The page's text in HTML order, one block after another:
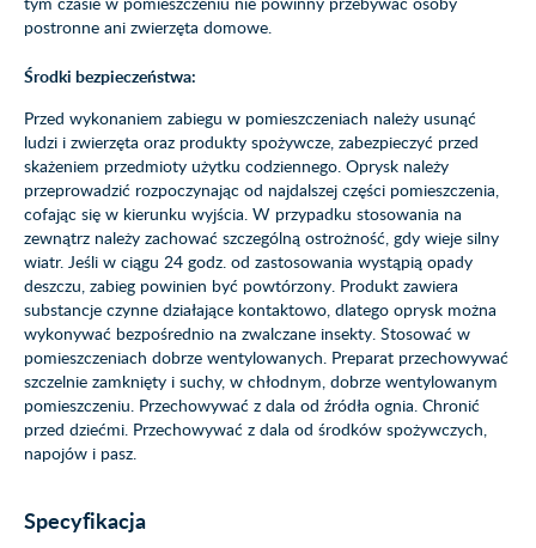
postronne ani zwierzęta domowe.
Środki bezpieczeństwa:
Przed wykonaniem zabiegu w pomieszczeniach należy usunąć
ludzi i zwierzęta oraz produkty spożywcze, zabezpieczyć przed
skażeniem przedmioty użytku codziennego. Oprysk należy
przeprowadzić rozpoczynając od najdalszej części pomieszczenia,
cofając się w kierunku wyjścia. W przypadku stosowania na
zewnątrz należy zachować szczególną ostrożność, gdy wieje silny
wiatr. Jeśli w ciągu 24 godz. od zastosowania wystąpią opady
deszczu, zabieg powinien być powtórzony. Produkt zawiera
substancje czynne działające kontaktowo, dlatego oprysk można
wykonywać bezpośrednio na zwalczane insekty. Stosować w
pomieszczeniach dobrze wentylowanych. Preparat przechowywać
szczelnie zamknięty i suchy, w chłodnym, dobrze wentylowanym
pomieszczeniu. Przechowywać z dala od źródła ognia. Chronić
przed dziećmi. Przechowywać z dala od środków spożywczych,
napojów i pasz.
Specyfikacja